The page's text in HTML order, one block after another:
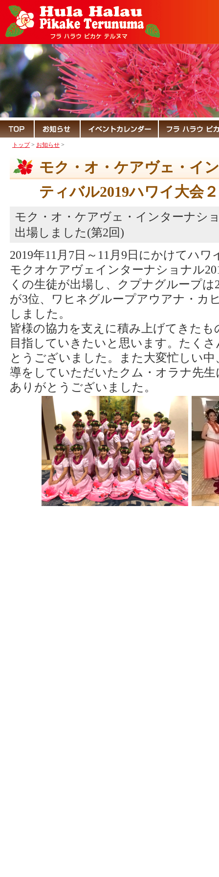
トップ> お知らせ >
モク・オ・ケアヴェ・イ
ティバル2019ハワイ大会２
モク・オ・ケアヴェ・インターナシ
出場しました(第2回)
2019年11月7日～11月9日にかけてハ
モクオケアヴェインターナショナル
くの生徒が出場し、クプナグループ
が3位、ワヒネグループアウアナ・カ
しました。
皆様の協力を支えに積み上げてきた
目指していきたいと思います。たく
とうございました。また大変忙しい
導をしていただいたクム・オラナ先
ありがとうございました。